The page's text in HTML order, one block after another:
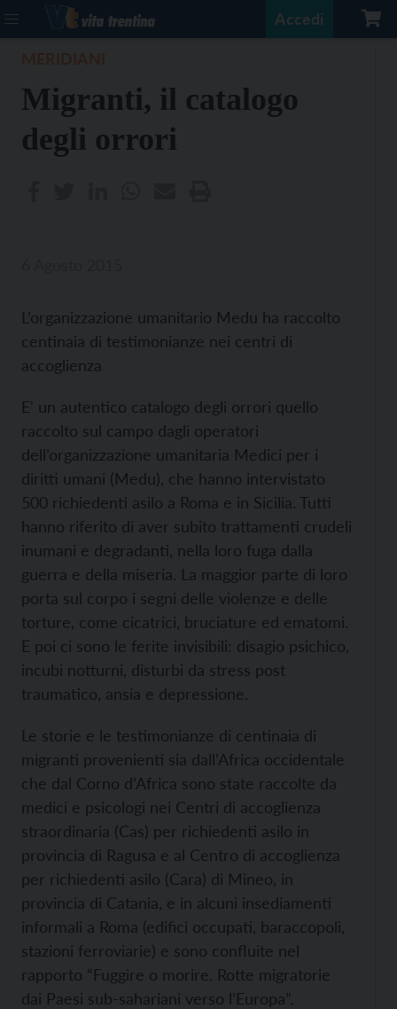
Accedi
Migranti, il catalogo
degli orrori
L’organizzazione umanitario Medu ha raccolto
centinaia di testimonianze nei centri di
accoglienza
E' un autentico catalogo degli orrori quello
raccolto sul campo dagli operatori
dell’organizzazione umanitaria Medici per i
diritti umani (Medu), che hanno intervistato
500 richiedenti asilo a Roma e in Sicilia. Tutti
hanno riferito di aver subito trattamenti crudeli
inumani e degradanti, nella loro fuga dalla
guerra e della miseria. La maggior parte di loro
porta sul corpo i segni delle violenze e delle
torture, come cicatrici, bruciature ed ematomi.
E poi ci sono le ferite invisibili: disagio psichico,
incubi notturni, disturbi da stress post
traumatico, ansia e depressione.
Le storie e le testimonianze di centinaia di
migranti provenienti sia dall’Africa occidentale
che dal Corno d’Africa sono state raccolte da
medici e psicologi nei Centri di accoglienza
straordinaria (Cas) per richiedenti asilo in
provincia di Ragusa e al Centro di accoglienza
per richiedenti asilo (Cara) di Mineo, in
provincia di Catania, e in alcuni insediamenti
informali a Roma (edifici occupati, baraccopoli,
stazioni ferroviarie) e sono confluite nel
rapporto “Fuggire o morire. Rotte migratorie
dai Paesi sub-sahariani verso l’Europa”.